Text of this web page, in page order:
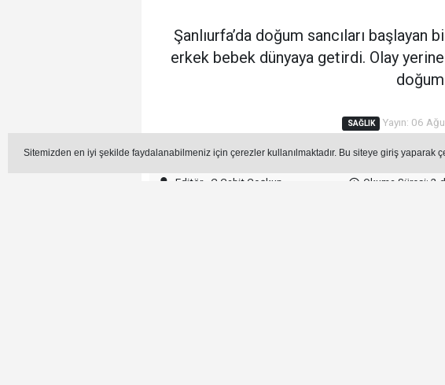
Sitemizden en iyi şekilde faydalanabilmeniz için çerezler kullanılmaktadır. Bu siteye giriş yaparak
Şanlıurfa’da doğum sancıları başlayan
erkek bebek dünyaya getirdi. Olay
SAĞLIK Yayın: 06
Editör - C.Cahit Coşkun Okuma Süresi: 2